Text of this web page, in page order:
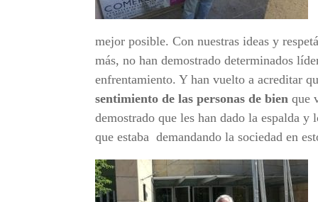
mejor posible. Con nuestras ideas y
más, no han demostrado determinados
enfrentamiento. Y han vuelto a acreditar
sentimiento de las personas de bien que
demostrado que les han dado la espalda
que estaba demandando la sociedad en